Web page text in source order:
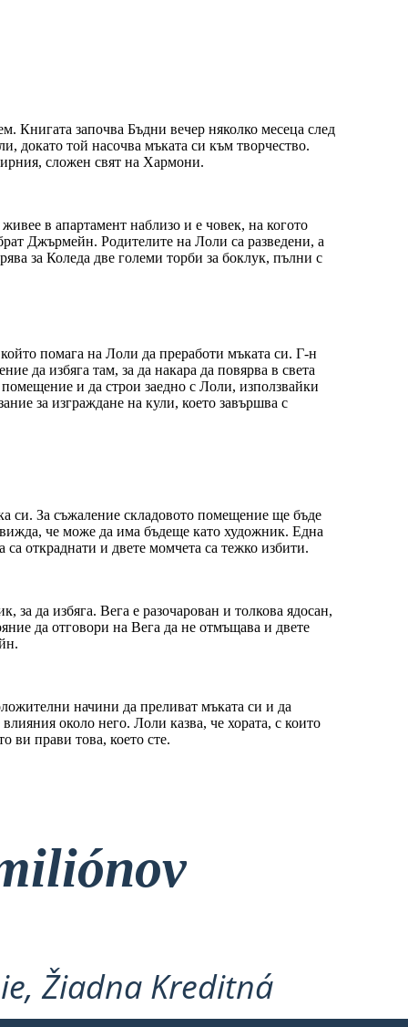
започва Бъдни вечер няколко месеца след
докато той насочва мъката си към творчество.
сложен свят на Хармони.
в апартамент наблизо и е човек, на когото
Джърмейн. Родителите на Лоли са разведени, а
за Коледа две големи торби за боклук, пълни с
помага на Лоли да преработи мъката си. Г-н
да избяга там, за да накара да повярва в света
и да строи заедно с Лоли, използвайки
за изграждане на кули, което завършва с
си. За съжаление складовото помещение ще бъде
че може да има бъдеще като художник. Една
откраднати и двете момчета са тежко избити.
да избяга. Вега е разочарован и толкова ядосан,
да отговори на Вега да не отмъщава и двете
начини да преливат мъката си и да
около него. Лоли казва, че хората, с които
ви прави това, което сте.
Žiadna Kreditná